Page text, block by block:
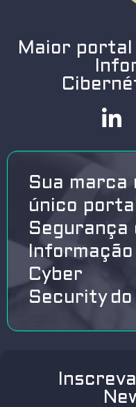
Maior portal
Sua marca
único
Segurança
Informação
Cyber
Security do